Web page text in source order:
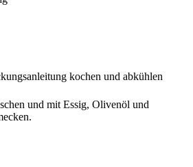
kochen und abkühlen
und mit Essig, Olivenöl und